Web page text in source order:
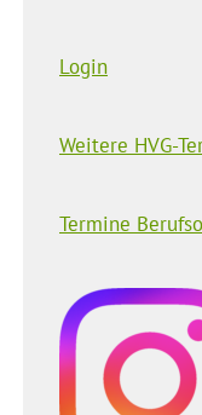
Login
Weitere HVG-
Termine